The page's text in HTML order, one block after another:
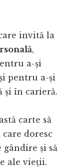
invită la
,
a-și
pentru a-și
și în carieră.
carte să
doresc
gândire și să
ale vieții.